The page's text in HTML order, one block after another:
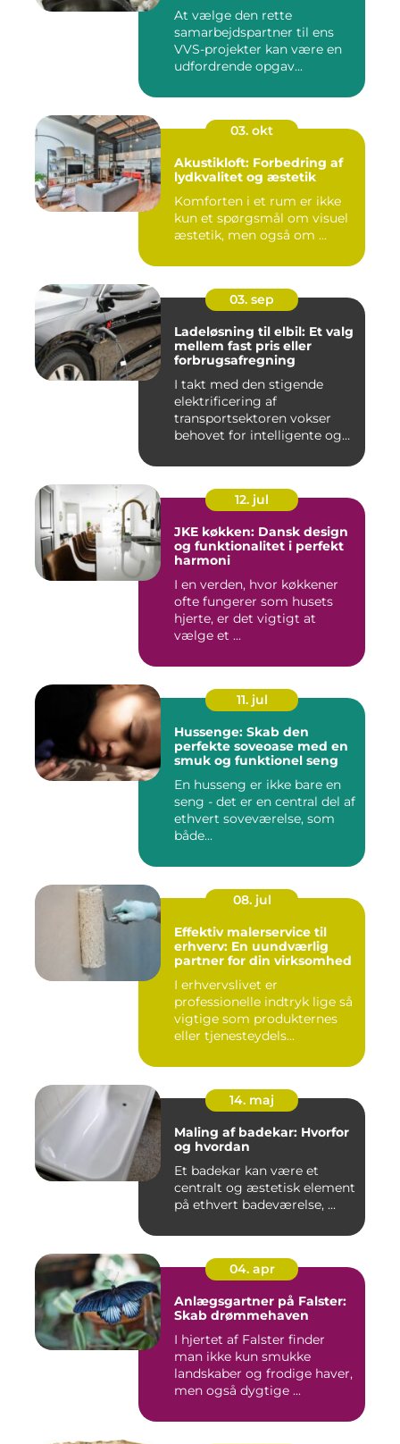
At vælge den rette
samarbejdspartner til ens
VVS-projekter kan være en
udfordrende opgav...
03. okt
Akustikloft: Forbedring af
lydkvalitet og æstetik
Komforten i et rum er ikke
kun et spørgsmål om visuel
æstetik, men også om ...
03. sep
Ladeløsning til elbil: Et valg
mellem fast pris eller
forbrugsafregning
I takt med den stigende
elektrificering af
transportsektoren vokser
behovet for intelligente og
12. jul
JKE køkken: Dansk design
og funktionalitet i perfekt
harmoni
I en verden, hvor køkkener
ofte fungerer som husets
hjerte, er det vigtigt at
vælge et ...
11. jul
Hussenge: Skab den
perfekte soveoase med en
smuk og funktionel seng
En husseng er ikke bare en
seng - det er en central del af
ethvert soveværelse, som
både...
08. jul
Effektiv malerservice til
erhverv: En uundværlig
partner for din virksomhed
I erhvervslivet er
professionelle indtryk lige så
vigtige som produkternes
eller tjenesteydels...
14. maj
Maling af badekar: Hvorfor
og hvordan
Et badekar kan være et
centralt og æstetisk element
på ethvert badeværelse, ...
04. apr
Anlægsgartner på Falster:
Skab drømmehaven
I hjertet af Falster finder
man ikke kun smukke
landskaber og frodige haver,
men også dygtige ...